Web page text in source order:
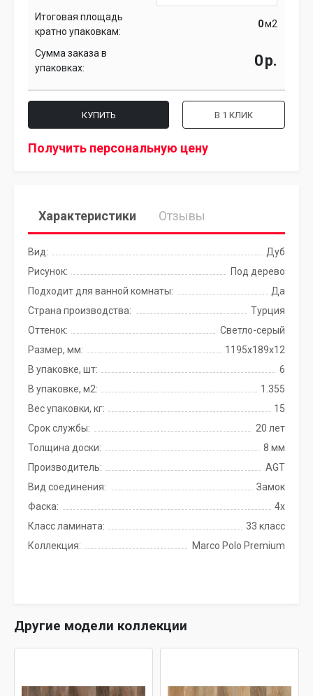
Итоговая площадь
кратно упаковкам:
м2
Сумма заказа в
упаковках:
р.
КУПИТЬ В 1 КЛИК
Получить персональную цену
Характеристики Отзывы
Вид:
Дуб
Рисунок:
Под дерево
Подходит для ванной комнаты:
Да
Страна производства:
Турция
Оттенок:
Светло-серый
Размер, мм:
1195x189x12
В упаковке, шт:
6
В упаковке, м2:
1.355
Вес упаковки, кг:
15
Срок службы:
20 лет
Толщина доски:
8 мм
Производитель:
AGT
Вид соединения:
Замок
Фаска:
4x
Класс ламината:
33 класс
Коллекция:
Marco Polo Premium
Другие модели коллекции